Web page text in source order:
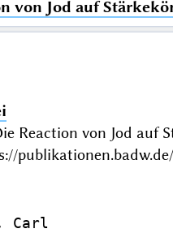
von Jod auf
Reaction von Jod auf
publikationen.badw.de/
Carl